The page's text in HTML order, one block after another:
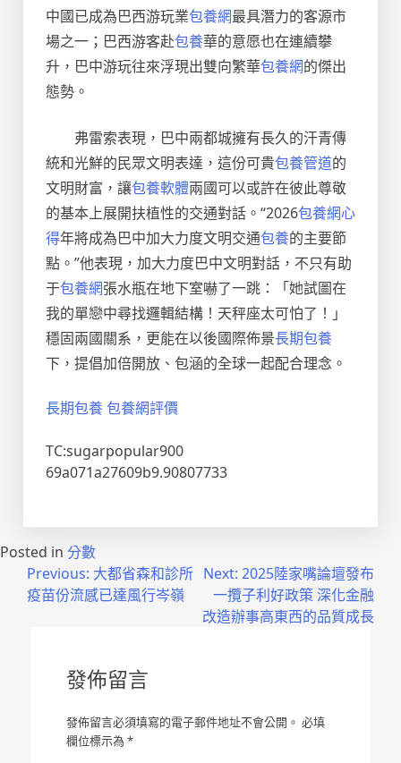
中國已成為巴西游玩業包養網最具潛力的客源市
場之一；巴西游客赴包養華的意愿也在連續攀
升，巴中游玩往來浮現出雙向繁華包養網的傑出
態勢。
弗雷索表現，巴中兩都城擁有長久的汗青傳
統和光鮮的民眾文明表達，這份可貴包養管道的
文明財富，讓包養軟體兩國可以或許在彼此尊敬
的基本上展開扶植性的交通對話。“2026包養網心
得年將成為巴中加大力度文明交通包養的主要節
點。”他表現，加大力度巴中文明對話，不只有助
于包養網張水瓶在地下室嚇了一跳：「她試圖在
我的單戀中尋找邏輯結構！天秤座太可怕了！」
穩固兩國關系，更能在以後國際佈景長期包養
下，提倡加倍開放、包涵的全球一起配合理念。
長期包養包養網評價
TC:sugarpopular900
69a071a27609b9.90807733
Posted in 分數
Previous: 大都省森和診所
疫苗份流感已達風行岑嶺
Next: 2025陸家嘴論壇發布
一攬子利好政策 深化金融
改造辦事高東西的品質成長
發佈留言
發佈留言必須填寫的電子郵件地址不會公開。 必填
欄位標示為*